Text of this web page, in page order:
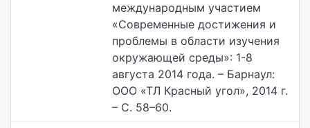
международным участием
«Современные достижения и
проблемы в области изучения
окружающей среды»: 1-8
августа 2014 года. – Барнаул:
ООО «ТЛ Красный угол», 2014 г.
– С. 58–60.